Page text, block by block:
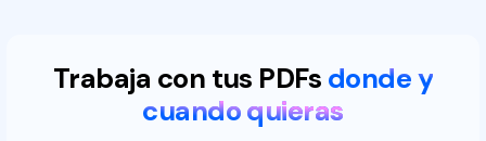
Trabaja con tus PDFs donde y
cuando quieras